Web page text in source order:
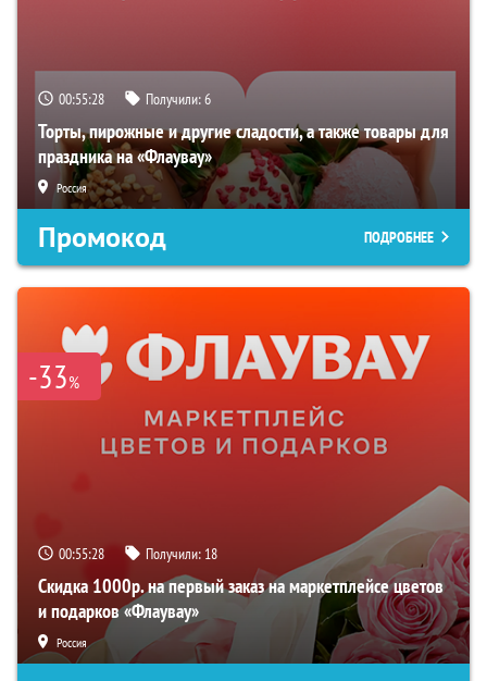
00:55:27 Получили:6
Торты, пирожные и другие сладости, а также товары для
праздника на «Флаувау»
Россия
Промокод ПОДРОБНЕЕ
-33%
00:55:27 Получили: 18
Скидка 1000р. на первый заказ на маркетплейсе цветов
и подарков «Флаувау»
Россия